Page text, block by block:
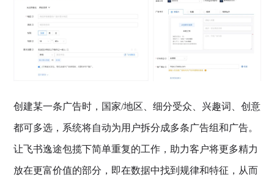
创建某一条广告时，国家/地区、细分受众、兴趣词、创意
都可多选，系统将自动为用户拆分成多条广告组和广告。
让飞书逸途包揽下简单重复的工作，助力客户将更多精力
放在更富价值的部分，即在数据中找到规律和特征，从而